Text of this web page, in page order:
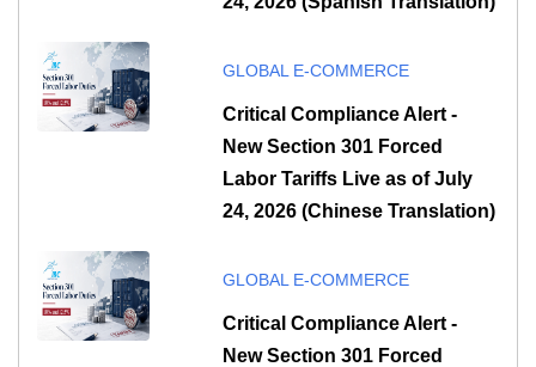
GLOBAL E-COMMERCE
Critical Compliance Alert -
New Section 301 Forced
Labor Tariffs Live as of July
24, 2026 (Chinese Translation)
GLOBAL E-COMMERCE
Critical Compliance Alert -
New Section 301 Forced